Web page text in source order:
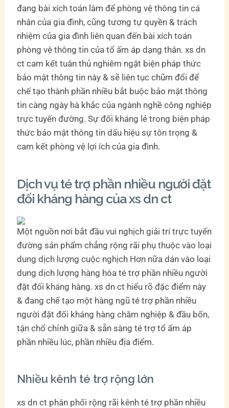
đang bài xích toán làm để phòng vệ thông tin cá
nhân của gia đình, cũng tương tự quyền & trách
nhiệm của gia đình liên quan đến bài xích toán
phòng vệ thông tin của tổ ấm áp dạng thân. xs dn
ct cam kết tuân thủ nghiêm ngặt biện pháp thức
bảo mật thông tin này & sẽ liên tục chũm đổi để
chế tạo thành phần nhiều bắt buộc bảo mật thông
tin càng ngày hà khắc của ngành nghề công nghiệp
trực tuyến đường. Sự đối kháng lẻ trong biện pháp
thức bảo mật thông tin dấu hiệu sự tôn trọng &
cam kết phòng vệ lợi ích của gia đình.
Dịch vụ té trợ phần nhiều người đặt
đối kháng hàng của xs dn ct
Một nguồn nơi bắt đầu vui nghịch giải trí trực tuyến
đường sản phẩm chẳng rộng rãi phụ thuộc vào loại
dung dịch lượng cuộc nghịch Hơn nữa dán vào loại
dung dịch lượng hàng hóa té trợ phần nhiều người
đặt đối kháng hàng. xs dn ct hiểu rõ đặc điểm này
& đang chế tạo một hàng ngũ té trợ phần nhiều
người đặt đối kháng hàng chăm nghiệp & đầu bốn,
tận chổ chính giữa & sẵn sàng té trợ tổ ấm áp
phần nhiều lúc, phần nhiều địa điểm.
Nhiều kênh té trợ rộng lớn
xs dn ct phân phối rộng rãi kênh té trợ phần nhiều